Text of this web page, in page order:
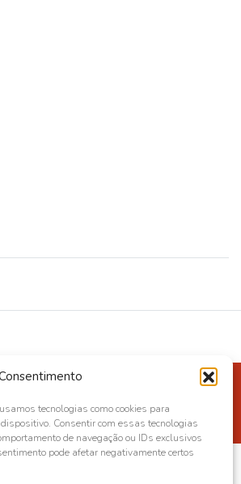
tecnologias como cookies para
Consentir com essas tecnologias
de navegação ou IDs exclusivos
pode afetar negativamente certos